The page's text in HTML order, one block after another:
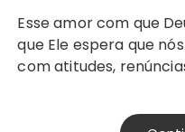
Esse amor com que Deus nos amou é o mesmo
que Ele espera que
com atitudes,